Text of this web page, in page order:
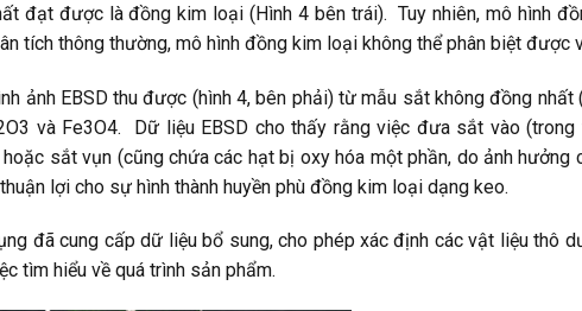
đạt được là đồng kim loại (Hình 4 bên trái). Tuy nhiên, mô hình
tích thông thường, mô hình đồng kim loại không thể phân biệt được
ảnh EBSD thu được (hình 4, bên phải) từ mẫu sắt không đồng
và Fe3O4. Dữ liệu EBSD cho thấy rằng việc đưa sắt vào
sắt vụn (cũng chứa các hạt bị oxy hóa một phần, do ảnh
lợi cho sự hình thành huyền phù đồng kim loại dạng keo.
đã cung cấp dữ liệu bổ sung, cho phép xác định các vật liệu thô
tìm hiểu về quá trình sản phẩm.